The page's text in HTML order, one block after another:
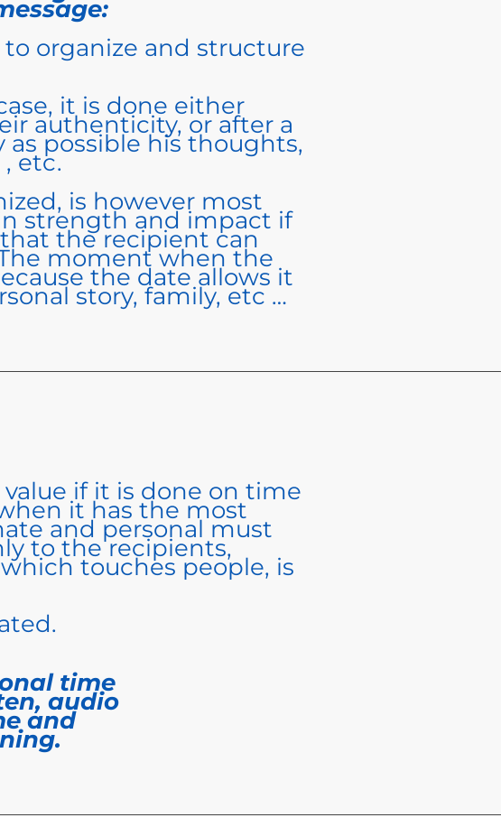
organize and structure
it is done either
authenticity, or after a
possible his thoughts,
etc.
is however most
strength and impact if
the recipient can
moment when the
the date allows it
story, family, etc …
if it is done on time
it has the most
and personal must
to the recipients,
touches people, is
time
audio
and